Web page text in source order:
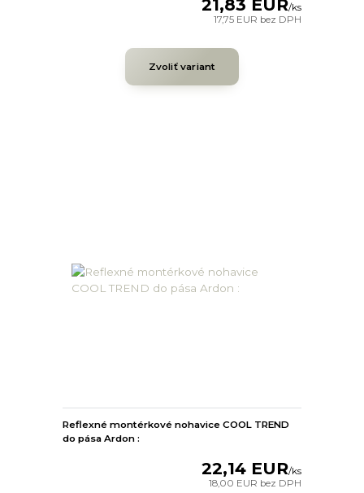
21,83 EUR/ks
17,75 EUR bez DPH
Zvoliť variant
Reflexné montérkové nohavice COOL TREND
do pása Ardon :
22,14 EUR/ks
18,00 EUR bez DPH